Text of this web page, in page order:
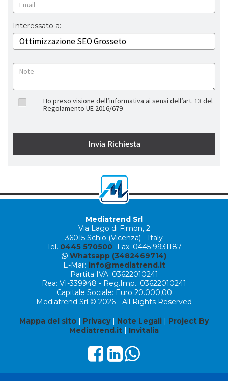
Interessato a:
Ho preso visione dell’informativa ai sensi dell’art. 13 del
Regolamento UE 2016/679
Mediatrend Srl
Via Lago di Fimon, 2
36015 Schio (Vicenza) - Italy
Tel. 0445 570500- Fax. 0445 9931187
Whatsapp (3482469714)
E-Mail: info@mediatrend.it
Partita IVA: 03622010241
Rea: VI-339948 - Reg.Imp.: 03622010241
Capitale Sociale: Euro 20.000,00
Mediatrend Srl © 2026 - All Rights Reserved
Mappa del sito | Privacy| Note Legali | Project By
Mediatrend.it | Invitalia